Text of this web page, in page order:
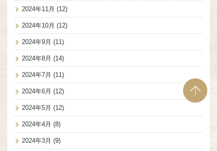
2024年11月 (12)
2024年10月 (12)
2024年9月 (11)
2024年8月 (14)
2024年7月 (11)
2024年6月 (12)
2024年5月 (12)
2024年4月 (8)
2024年3月 (9)